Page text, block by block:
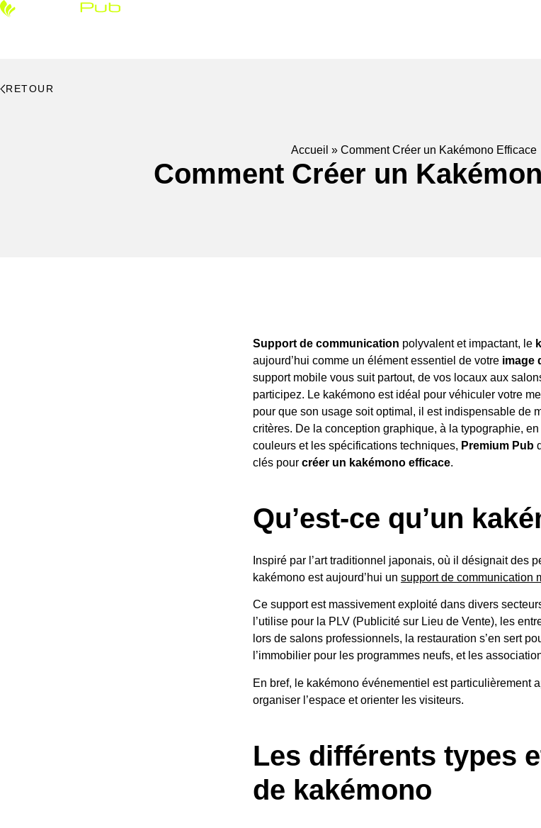
RETOUR
Accueil »Comment Créer un Kakémono Efficace
Comment Créer un
Support de communication polyvalent et impactant, le
aujourd’hui comme un élément essentiel de votre image
support mobile vous suit partout, de vos locaux aux
participez. Le kakémono est idéal pour véhiculer votre
pour que son usage soit optimal, il est indispensable de
critères. De la conception graphique, à la typographie,
couleurs et les spécifications techniques, Premium Pub
clés pour créer un kakémono efficace.
Qu’est-ce qu’un
Inspiré par l’art traditionnel japonais, où il désignait des
kakémono est aujourd’hui un support de communication
Ce support est massivement exploité dans divers
l’utilise pour la PLV (Publicité sur Lieu de Vente), les
lors de salons professionnels, la restauration s’en sert
l’immobilier pour les programmes neufs, et les
En bref, le kakémono événementiel est particulièrement
organiser l’espace et orienter les visiteurs.
Les différents types
de kakémono